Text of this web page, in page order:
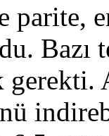
parite,
gerekti.